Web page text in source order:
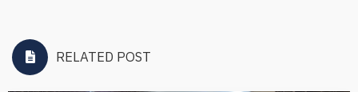
RELATED POST